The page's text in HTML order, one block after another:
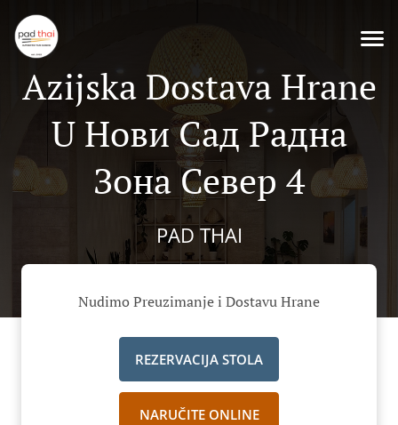
Azijska Dostava Hrane
U Нови Сад Радна
Зона Север 4
PAD THAI
Nudimo Preuzimanje i Dostavu Hrane
REZERVACIJA STOLA
NARUČITE ONLINE